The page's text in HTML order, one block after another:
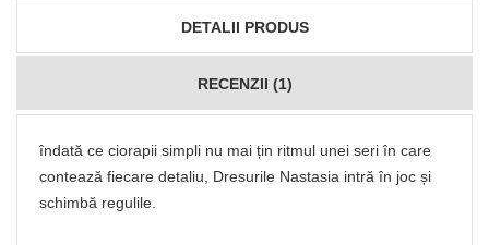
DETALII PRODUS
RECENZII (1)
îndată ce ciorapii simpli nu mai țin ritmul unei seri în care
contează fiecare detaliu, Dresurile Nastasia intră în joc și
schimbă regulile.